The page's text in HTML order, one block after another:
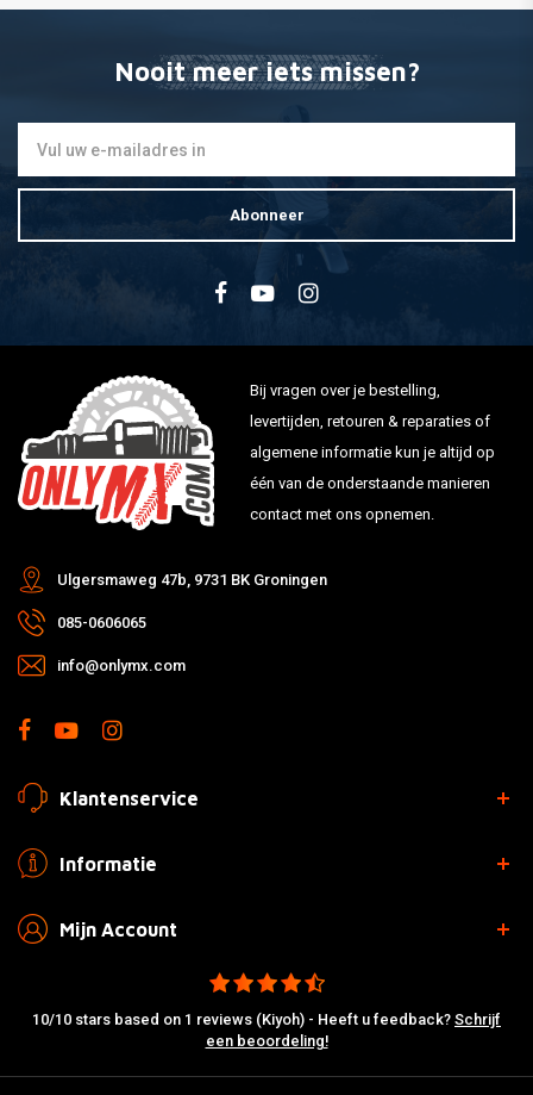
Nooit meer iets missen?
Abonneer
Bij vragen over je bestelling,
levertijden, retouren & reparaties of
algemene informatie kun je altijd op
één van de onderstaande manieren
contact met ons opnemen.
Ulgersmaweg 47b, 9731 BK Groningen
085-0606065
info@onlymx.com
Klantenservice
Informatie
Mijn Account
10/10 stars based on 1 reviews (Kiyoh) - Heeft u feedback? Schrijf
een beoordeling!